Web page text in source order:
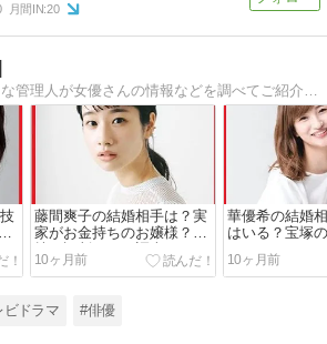
月間IN:20
藤間爽子の結婚相手は？実
家がお金持ちのお嬢様？演
技の評判なども調査！
10ヶ月前
華優希の結婚
はいる？宝塚
10ヶ月前
ビドラマ #俳優